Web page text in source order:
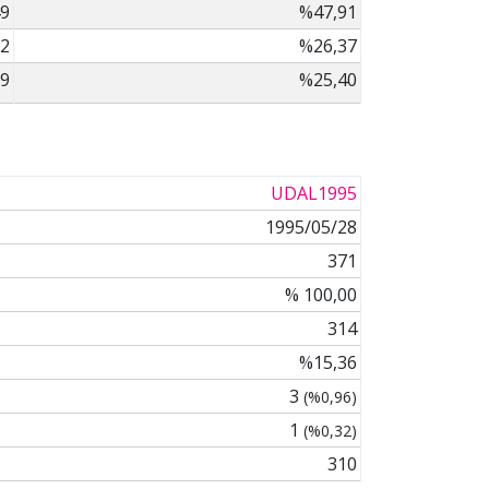
%47,91
%26,37
%25,40
UDAL1995
1995/05/28
371
% 100,00
314
%15,36
3 (%0,96)
1 (%0,32)
310